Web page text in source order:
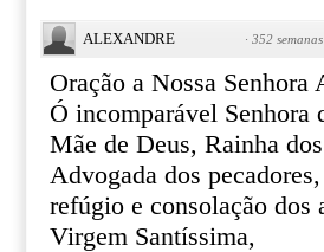
ALEXANDRE · 352
Oração a Nossa Senhora
Ó incomparável Senhora
Mãe de Deus, Rainha
Advogada dos pecadores,
refúgio e consolação dos
Virgem Santíssima,